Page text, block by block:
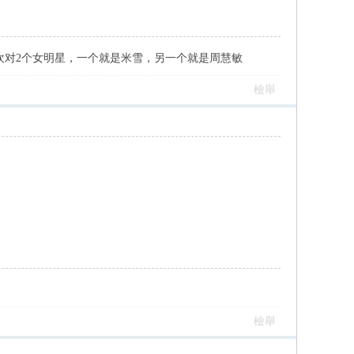
2个女明星，一个就是米雪，另一个就是周慧敏
檢舉
檢舉